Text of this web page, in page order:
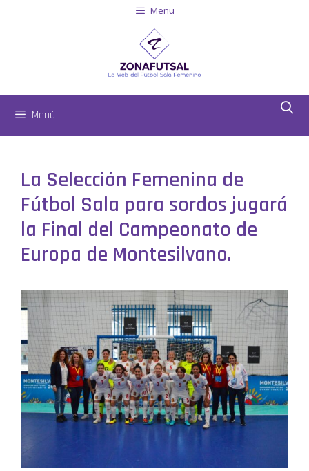
Menu
Menú
La Selección Femenina de
Fútbol Sala para sordos jugará
la Final del Campeonato de
Europa de Montesilvano.